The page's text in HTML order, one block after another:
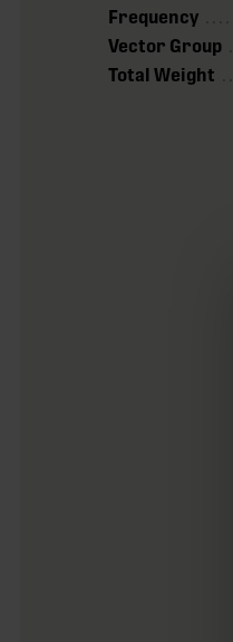
Frequency
Vector Group
Total Weight